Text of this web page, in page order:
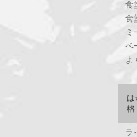
食
食
ミ
ベ
よ
格
ラ